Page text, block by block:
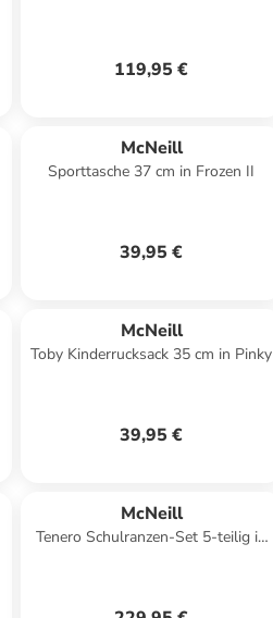
119,95 €
McNeill
Sporttasche 37 cm in Frozen II
39,95 €
McNeill
Toby Kinderrucksack 35 cm in Pinky
39,95 €
McNeill
Tenero Schulranzen-Set 5-teilig in